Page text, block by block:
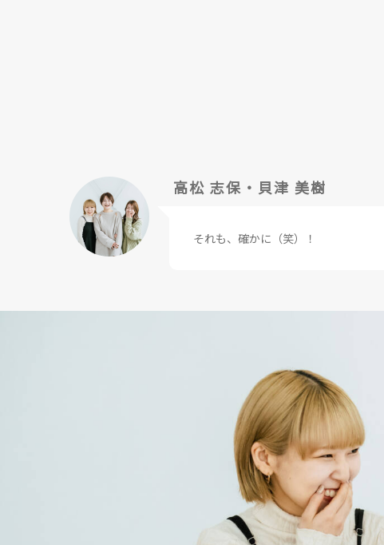
高松 志保・貝津 美樹
それも、確かに（笑）！